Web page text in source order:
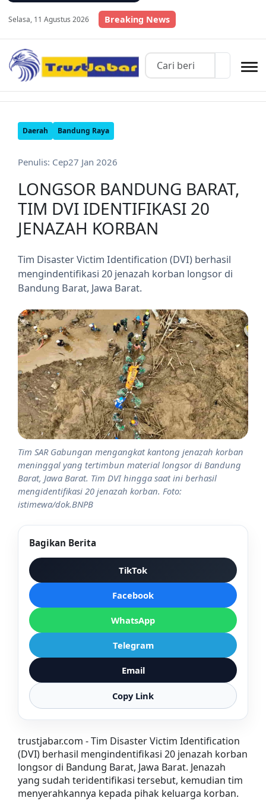
Selasa, 11 Agustus 2026 Breaking News
Daerah Bandung Raya
Penulis: Cep27 Jan 2026
LONGSOR BANDUNG BARAT,
TIM DVI IDENTIFIKASI 20
JENAZAH KORBAN
Tim Disaster Victim Identification (DVI) berhasil
mengindentifikasi 20 jenazah korban longsor di
Bandung Barat, Jawa Barat.
Tim SAR Gabungan mengangkat kantong jenazah korban
meninggal yang tertimbun material longsor di Bandung
Barat, Jawa Barat. Tim DVI hingga saat ini berhasil
mengidentifikasi 20 jenazah korban. Foto:
istimewa/dok.BNPB
Bagikan Berita
TikTok
Facebook
WhatsApp
Telegram
Email
Copy Link
trustjabar.com - Tim Disaster Victim Identification
(DVI) berhasil mengindentifikasi 20 jenazah korban
longsor di Bandung Barat, Jawa Barat. Jenazah
yang sudah teridentifikasi tersebut, kemudian tim
menyerahkannya kepada pihak keluarga korban.